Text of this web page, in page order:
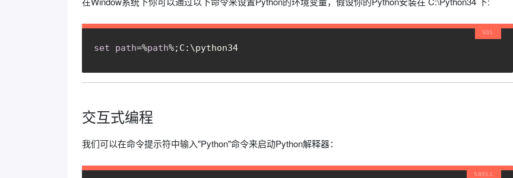
set path=%path%;C:\python34
交互式编程
我们可以在命令提示符中输入"Python"命令来启动Python解释器：